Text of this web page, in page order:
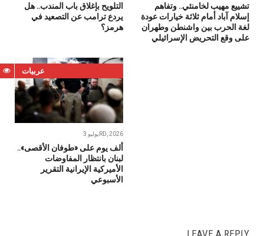
التلويح بإغلاق باب المندب.. هل
يردع ترامب عن التصعيد في
هرمز؟
تشييع مهيب لخامنئي.. وتفاهم
إسلام آباد أمام ثلاثة خيارات عودة
لغة الحرب بين واشنطن وطهران
على وقع التحريض الإسرائيلي
عربيات
يوليو 3RD, 2026
ألف يوم على «طوفان الأقصى»..
لبنان بانتظار المفاوضات
الأميركية الإيرانية التقرير
الأسبوعي
LEAVE A REPLY